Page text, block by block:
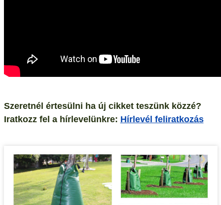
Szeretnél értesülni ha új cikket teszünk közzé?
Iratkozz fel a hírlevelünkre: Hírlevél feliratkozás